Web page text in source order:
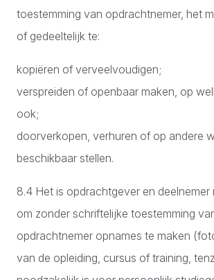
toestemming van opdrachtnemer, het
of gedeeltelijk te:
kopiëren of verveelvoudigen;
verspreiden of openbaar maken, op
ook;
doorverkopen, verhuren of op andere
beschikbaar stellen.
8.4 Het is opdrachtgever en
om zonder schriftelijke toestemming
opdrachtnemer opnames te maken
van de opleiding, cursus of training,